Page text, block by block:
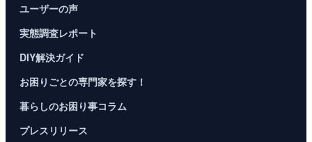
ユーザーの声
実態調査レポート
DIY解決ガイド
お困りごとの専門家を探す！
暮らしのお困り事コラム
プレスリリース